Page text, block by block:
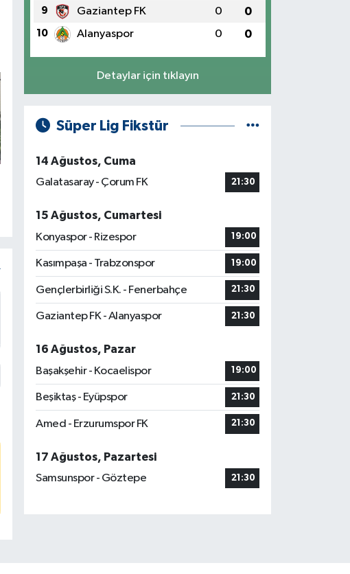
9 Gaziantep FK 0 0
10 Alanyaspor 0 0
Detaylar için tıklayın
Süper Lig Fikstür
14 Ağustos, Cuma
Galatasaray - Çorum FK
21:30
15 Ağustos, Cumartesi
Konyaspor - Rizespor
19:00
Kasımpaşa - Trabzonspor 19:00
Gençlerbirliği S.K. - Fenerbahçe 21:30
Gaziantep FK - Alanyaspor 21:30
16 Ağustos, Pazar
Başakşehir - Kocaelispor
19:00
Beşiktaş - Eyüpspor 21:30
Amed - Erzurumspor FK 21:30
17 Ağustos, Pazartesi
Samsunspor - Göztepe
21:30